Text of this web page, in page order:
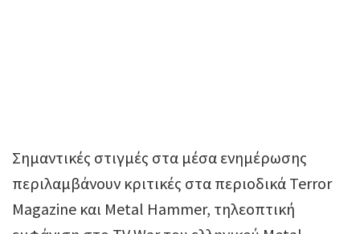
Σημαντικές στιγμές στα μέσα ενημέρωσης
περιλαμβάνουν κριτικές στα περιοδικά Terror
Magazine και Metal Hammer, τηλεοπτική